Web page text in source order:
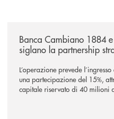
Banca Cambiano 1884
siglano la partnership
L’operazione prevede
una partecipazione del 15%,
capitale riservato di 40 milioni
comuni e sulla prossimità ai